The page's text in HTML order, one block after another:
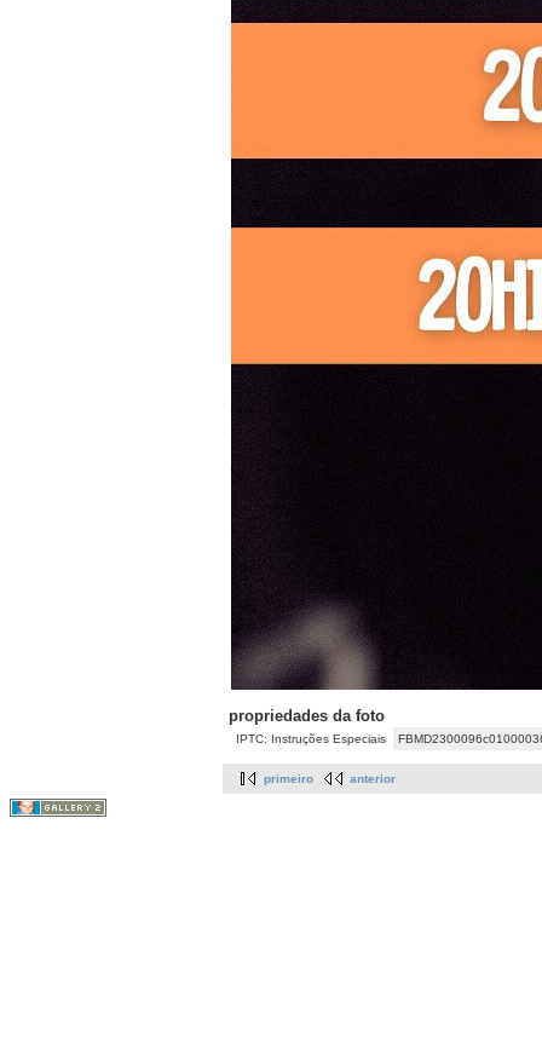
propriedades da foto
IPTC: Instruções Especiais
primeiro anterior